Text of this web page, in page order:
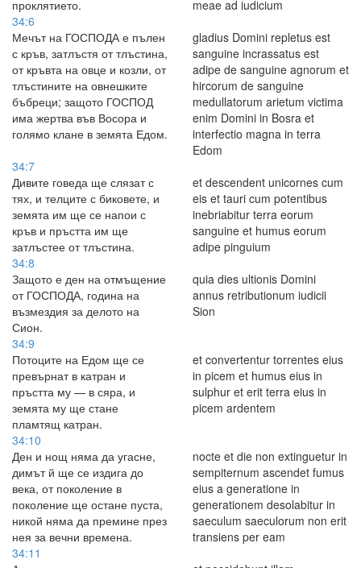
проклятието.
meae ad iudicium
34:6
Мечът на ГОСПОДА е пълен
с кръв, затлъстя от тлъстина,
от кръвта на овце и козли, от
тлъстините на овнешките
бъбреци; защото ГОСПОД
има жертва във Восора и
голямо клане в земята Едом.
gladius Domini repletus est
sanguine incrassatus est
adipe de sanguine agnorum et
hircorum de sanguine
medullatorum arietum victima
enim Domini in Bosra et
interfectio magna in terra
Edom
34:7
Дивите говеда ще слязат с
тях, и телците с биковете, и
земята им ще се напои с
кръв и пръстта им ще
затлъстее от тлъстина.
et descendent unicornes cum
eis et tauri cum potentibus
inebriabitur terra eorum
sanguine et humus eorum
adipe pinguium
34:8
Защото е ден на отмъщение
от ГОСПОДА, година на
възмездия за делото на
Сион.
quia dies ultionis Domini
annus retributionum iudicii
Sion
34:9
Потоците на Едом ще се
превърнат в катран и
пръстта му — в сяра, и
земята му ще стане
пламтящ катран.
et convertentur torrentes eius
in picem et humus eius in
sulphur et erit terra eius in
picem ardentem
34:10
Ден и нощ няма да угасне,
димът й ще се издига до
века, от поколение в
поколение ще остане пуста,
никой няма да премине през
нея за вечни времена.
nocte et die non extinguetur in
sempiternum ascendet fumus
eius a generatione in
generationem desolabitur in
saeculum saeculorum non erit
transiens per eam
34:11